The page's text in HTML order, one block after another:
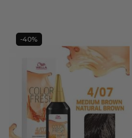
-40%